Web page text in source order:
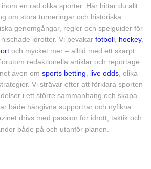
en rad olika sporter. Här hittar du allt
om stora turneringar och historiska
genomgångar, regler och spelguider för
idrotter. Vi bevakar fotboll hockey,
och mycket mer – alltid med ett skarpt
redaktionella artiklar och reportage
även om sports betting live odds , olika
Vi strävar efter att förklara sporten
i ett större sammanhang och skapa
både hängivna supportrar och nyfikna
drivs med passion för idrott, taktik och
både på och utanför planen.